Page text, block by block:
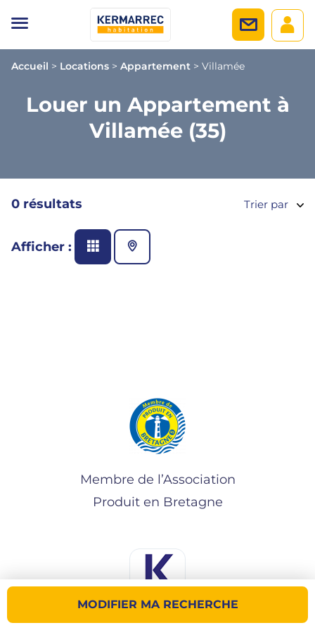
Accueil > Locations > Appartement > Villamée
Louer un Appartement à
Villamée (35)
MODIFIER MA RECHERCHE
0 résultats Trier par
Afficher :
Membre de l’Association
Produit en Bretagne